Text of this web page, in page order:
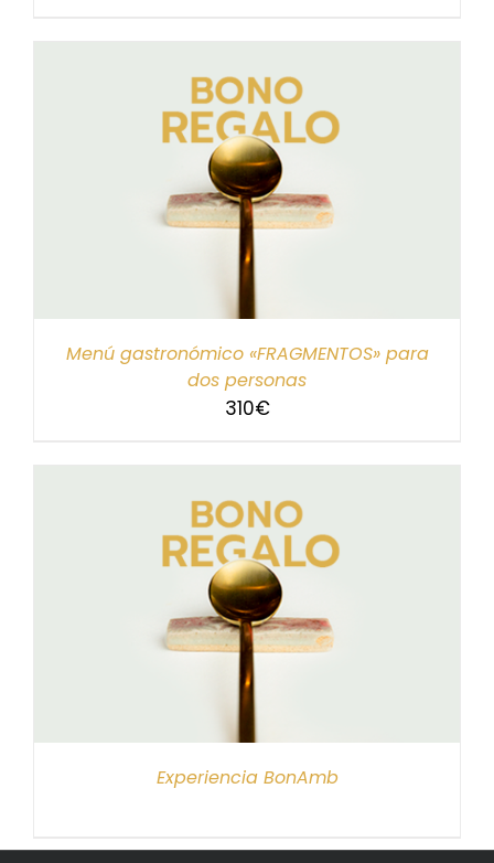
Menú gastronómico «FRAGMENTOS» para
dos personas
310€
Experiencia BonAmb